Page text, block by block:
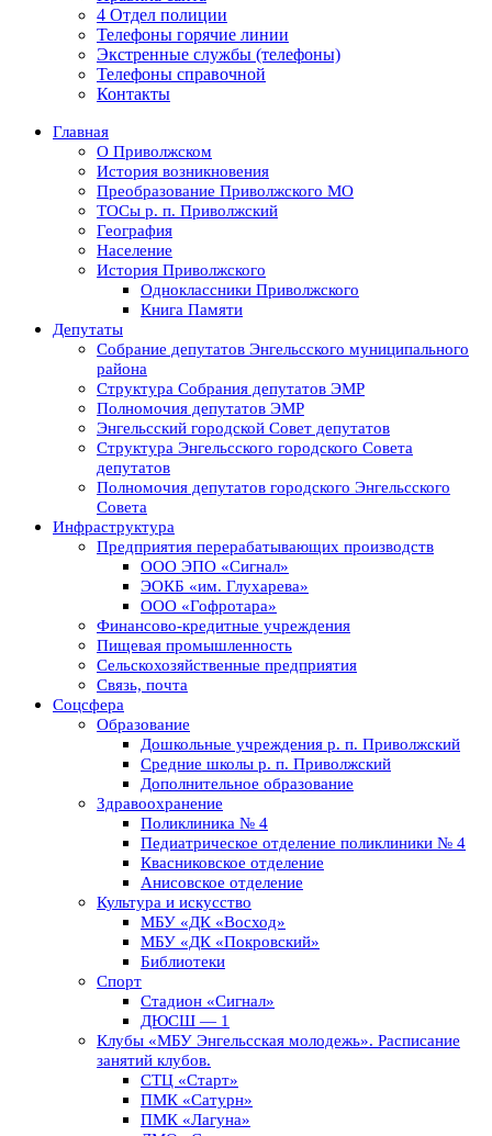
4 Отдел полиции
Телефоны горячие линии
Экстренные службы (телефоны)
Телефоны справочной
Контакты
Главная
О Приволжском
История возникновения
Преобразование Приволжского МО
ТОСы р. п. Приволжский
География
Население
История Приволжского
Одноклассники Приволжского
Книга Памяти
Депутаты
Собрание депутатов Энгельсского муниципального
района
Структура Собрания депутатов ЭМР
Полномочия депутатов ЭМР
Энгельсский городской Совет депутатов
Структура Энгельсского городского Совета
депутатов
Полномочия депутатов городского Энгельсского
Совета
Инфраструктура
Предприятия перерабатывающих производств
ООО ЭПО «Сигнал»
ЭОКБ «им. Глухарева»
ООО «Гофротара»
Финансово-кредитные учреждения
Пищевая промышленность
Сельскохозяйственные предприятия
Связь, почта
Соцсфера
Образование
Дошкольные учреждения р. п. Приволжский
Средние школы р. п. Приволжский
Дополнительное образование
Здравоохранение
Поликлиника № 4
Педиатрическое отделение поликлиники № 4
Квасниковское отделение
Анисовское отделение
Культура и искусство
МБУ «ДК «Восход»
МБУ «ДК «Покровский»
Библиотеки
Спорт
Стадион «Сигнал»
ДЮСШ — 1
Клубы «МБУ Энгельсская молодежь». Расписание
занятий клубов.
СТЦ «Старт»
ПМК «Сатурн»
ПМК «Лагуна»